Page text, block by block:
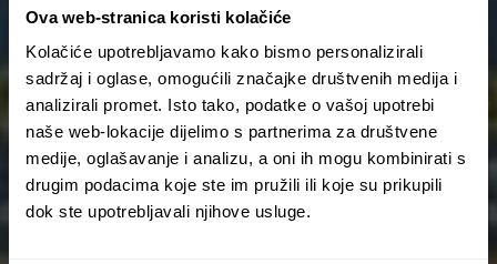
Ova web-stranica koristi kolačiće
Kolačiće upotrebljavamo kako bismo personalizirali
sadržaj i oglase, omogućili značajke društvenih medija i
analizirali promet. Isto tako, podatke o vašoj upotrebi
naše web-lokacije dijelimo s partnerima za društvene
medije, oglašavanje i analizu, a oni ih mogu kombinirati s
drugim podacima koje ste im pružili ili koje su prikupili
dok ste upotrebljavali njihove usluge.